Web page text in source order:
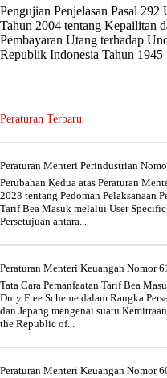
Pengujian Penjelasan Pasal
Tahun 2004 tentang Kepailitan
Pembayaran Utang terhadap
Republik Indonesia Tahun 1945
Peraturan Terbaru
Peraturan Menteri Perindustrian
Perubahan Kedua atas Peraturan
2023 tentang Pedoman Pelaksanaan
Tarif Bea Masuk melalui User
Persetujuan antara...
Peraturan Menteri Keuangan Nomor
Tata Cara Pemanfaatan Tarif Bea
Duty Free Scheme dalam Rangka
dan Jepang mengenai suatu
the Republic of...
Peraturan Menteri Keuangan Nomor